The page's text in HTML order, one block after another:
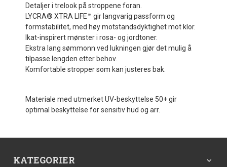
Detaljer i trelook på stroppene foran.
LYCRA® XTRA LIFE™ gir langvarig passform og
formstabilitet, med høy motstandsdyktighet mot klor.
Ikat-inspirert mønster i rosa- og jordtoner.
Ekstra lang sømmonn ved lukningen gjør det mulig å
tilpasse lengden etter behov.
Komfortable stropper som kan justeres bak.
Materiale med utmerket UV-beskyttelse 50+ gir
optimal beskyttelse for sensitiv hud og arr.
KATEGORIER